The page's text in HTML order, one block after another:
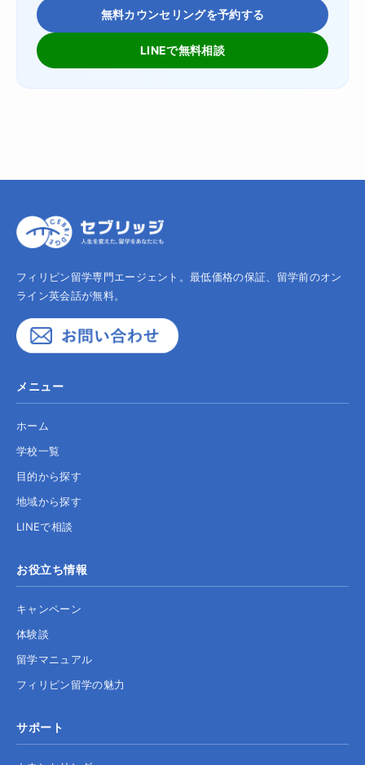
無料カウンセリングを予約する
LINEで無料相談
フィリピン留学専門エージェント。最低価格の保証、留学前のオン
ライン英会話が無料。
メニュー
ホーム
学校一覧
目的から探す
地域から探す
LINEで相談
お役立ち情報
キャンペーン
体験談
留学マニュアル
フィリピン留学の魅力
サポート